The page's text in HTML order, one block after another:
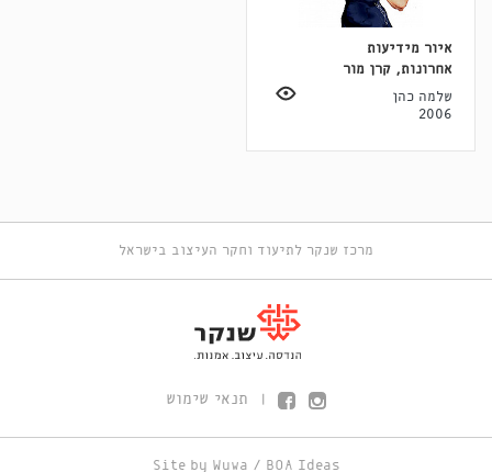
איור מידיעות
אחרונות, קרן מור
שלמה כהן
2006
מרכז שנקר לתיעוד וחקר העיצוב בישראל
תנאי שימוש
Site by Wuwa / BOA Ideas